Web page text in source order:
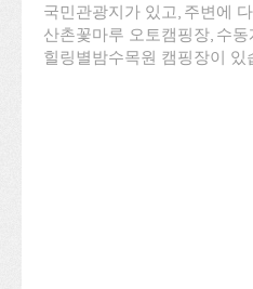
국민관광지가 있고, 주변에
산촌꽃마루 오토캠핑장, 수
힐링별밤수목원 캠핑장이 있